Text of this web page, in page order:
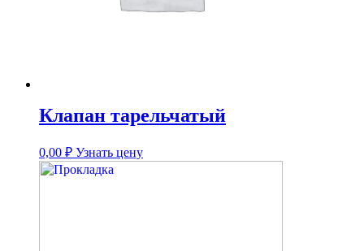
Клапан тарельчатый
0,00 ₽ Узнать цену